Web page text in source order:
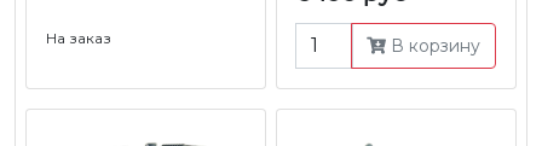
На заказ В корзину